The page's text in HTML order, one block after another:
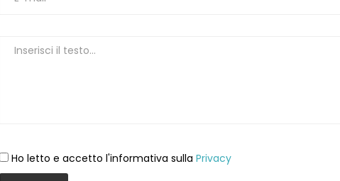
Ho letto e accetto l'informativa sulla Privacy